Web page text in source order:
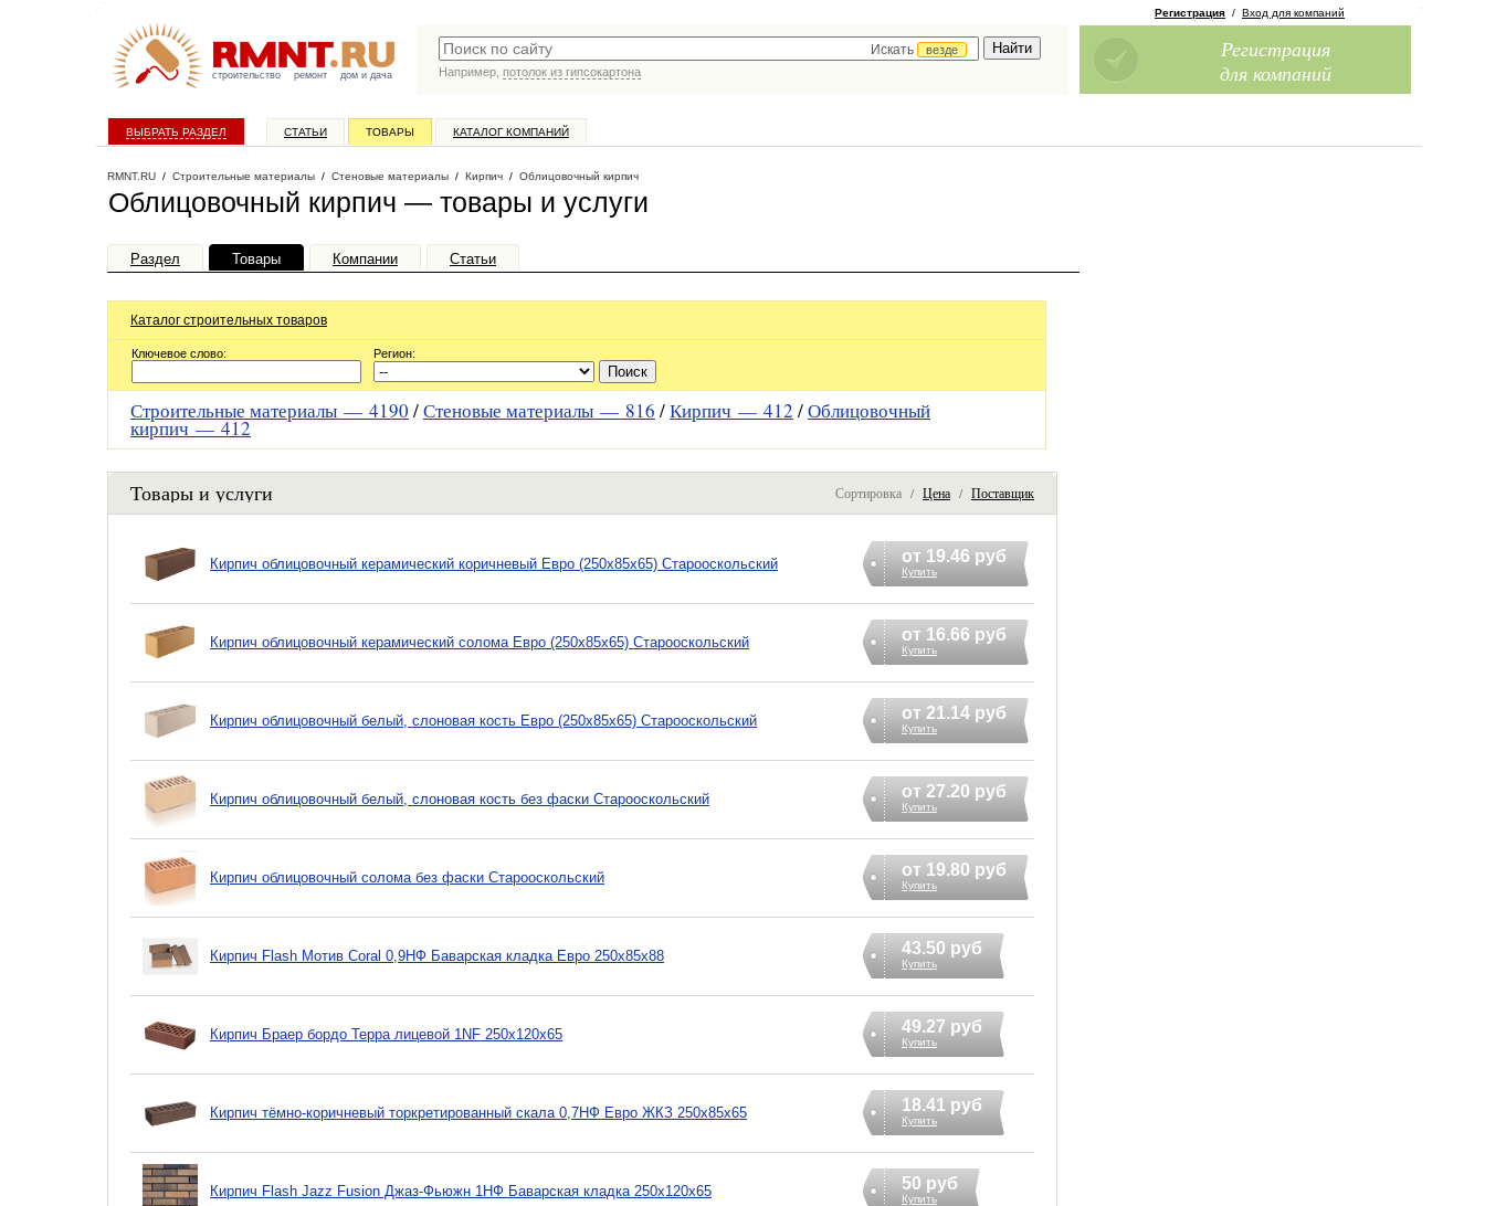
строительство ремонт дом и дача
Искать
везде
Например, потолок из гипсокартона
Регистрация / Вход для компаний
Регистрация
для компаний
ВЫБРАТЬ РАЗДЕЛ СТАТЬИ ТОВАРЫ КАТАЛОГ КОМПАНИЙ
RMNT.RU / Строительные материалы / Стеновые материалы / Кирпич / Облицовочный кирпич
Облицовочный кирпич — товары и услуги
Раздел Товары Компании Статьи
Каталог строительных товаров
Ключевое слово: Регион:
Строительные материалы — 4190 /Стеновые материалы — 816 /Кирпич — 412 /Облицовочный
кирпич —412
Товары и услуги Сортировка / Цена / Поставщик
Кирпич облицовочный керамический коричневый Евро (250х85х65) Старооскольский от 19.46 руб
Купить
Кирпич облицовочный керамический солома Евро (250х85х65) Старооскольский от 16.66 руб
Купить
Кирпич облицовочный белый, слоновая кость Евро (250х85х65) Старооскольский от 21.14 руб
Купить
Кирпич облицовочный белый, слоновая кость без фаски Старооскольский от 27.20 руб
Купить
Кирпич облицовочный солома без фаски Старооскольский от 19.80 руб
Купить
Кирпич Flash Мотив Coral 0,9НФ Баварская кладка Евро 250х85х88 43.50 руб
Купить
Кирпич Браер бордо Терра лицевой 1NF 250х120х65 49.27 руб
Купить
Кирпич тёмно-коричневый торкретированный скала 0,7НФ Евро ЖКЗ 250х85х65 18.41 руб
Купить
Кирпич Flash Jazz Fusion Джаз-Фьюжн 1НФ Баварская кладка 250х120х65 50 руб
Купить